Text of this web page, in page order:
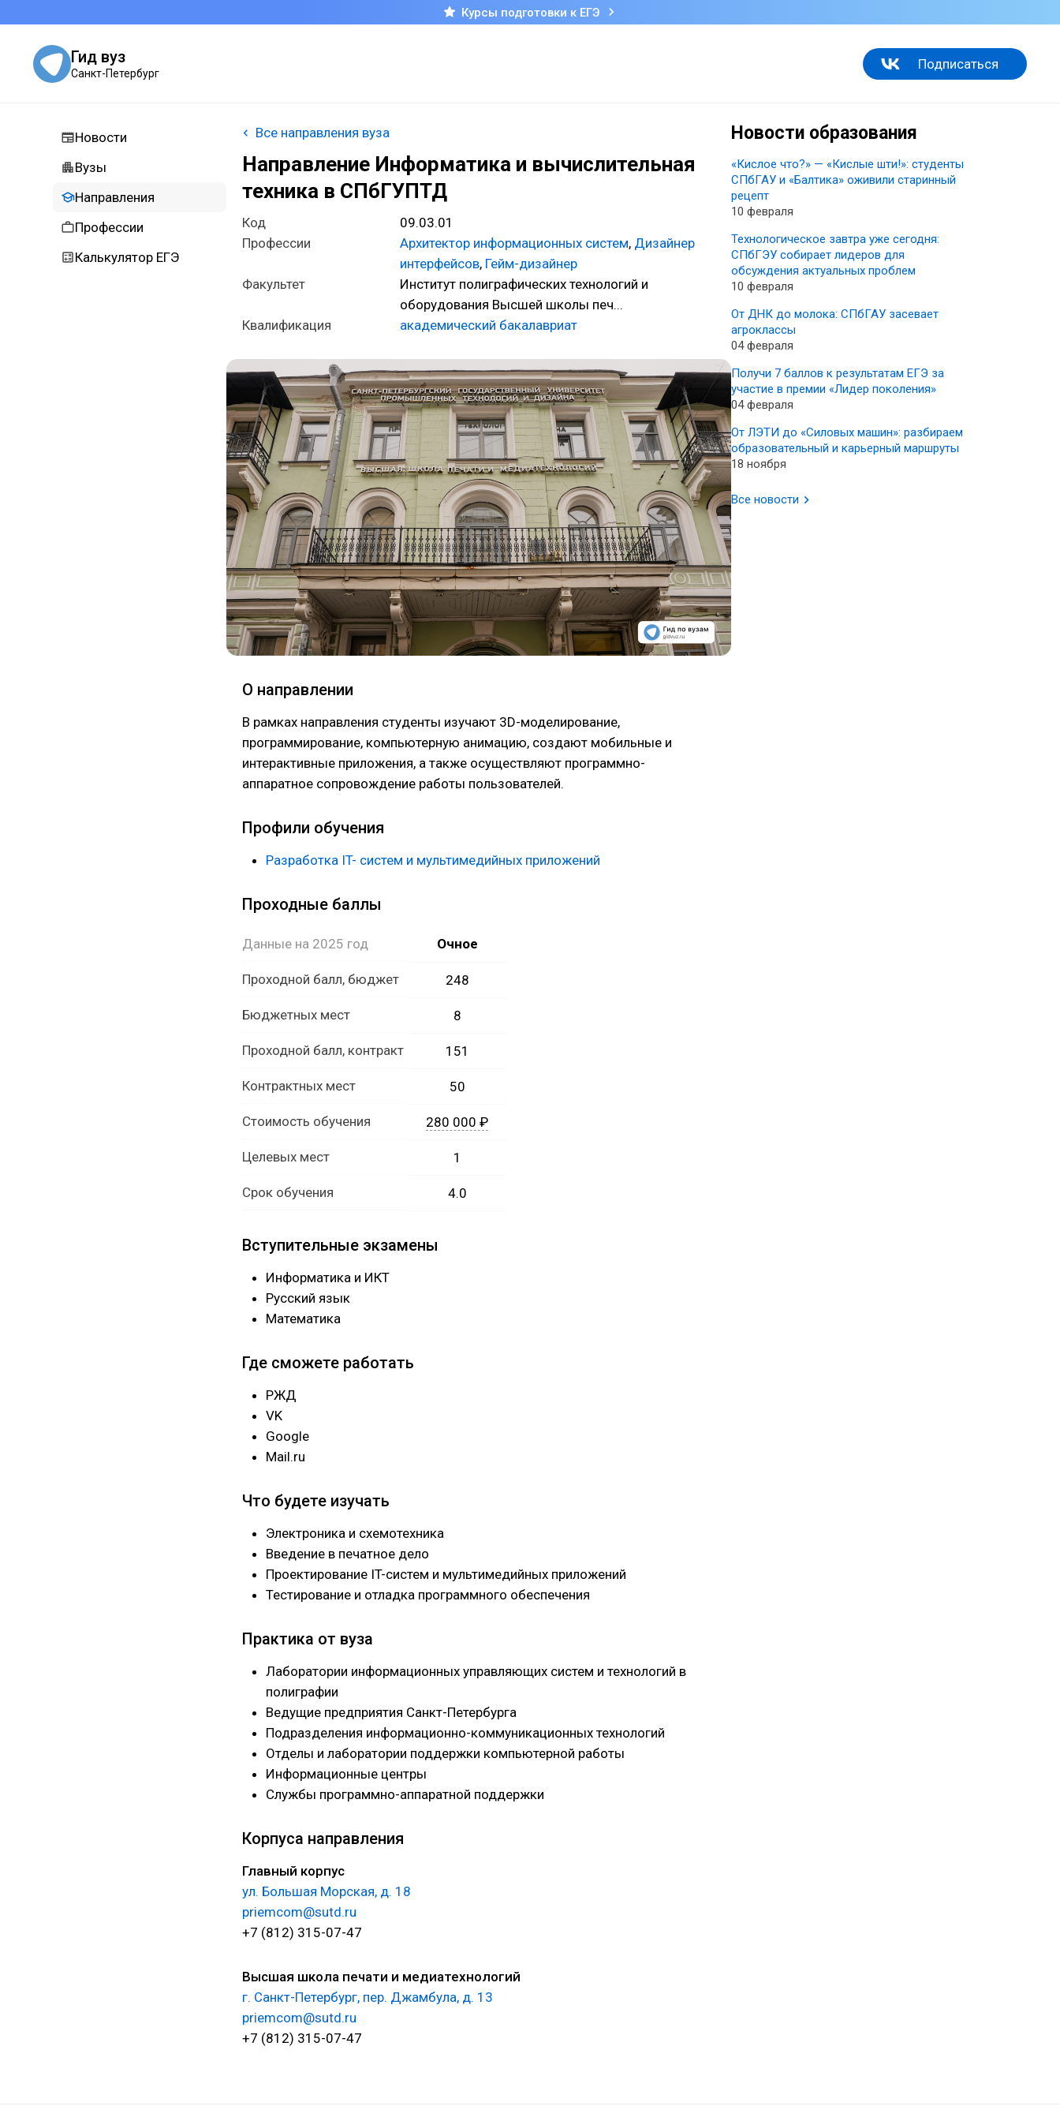
Курсы подготовки к ЕГЭ
Гид вуз
Санкт-Петербург
Подписаться
Новости
Вузы
Направления
Профессии
Калькулятор ЕГЭ
Новости образования
«Кислое что?» — «Кислые шти!»: студенты
СПбГАУ и «Балтика» оживили старинный
рецепт
10 февраля
Технологическое завтра уже сегодня:
СПбГЭУ собирает лидеров для
обсуждения актуальных проблем
10 февраля
От ДНК до молока: СПбГАУ засевает
агроклассы
04 февраля
Получи 7 баллов к результатам ЕГЭ за
участие в премии «Лидер поколения»
04 февраля
От ЛЭТИ до «Силовых машин»: разбираем
образовательный и карьерный маршруты
18 ноября
Все новости
Все направления вуза
Направление Информатика и вычислительная
техника в СПбГУПТД
Код
09.03.01
Профессии
Архитектор информационных систем, Дизайнер
интерфейсов, Гейм-дизайнер
Факультет
Институт полиграфических технологий и
оборудования Высшей школы печ...
Квалификация
академический бакалавриат
О направлении
В рамках направления студенты изучают 3D-моделирование,
программирование, компьютерную анимацию, создают мобильные и
интерактивные приложения, а также осуществляют программно-
аппаратное сопровождение работы пользователей.
Профили обучения
Разработка IT- систем и мультимедийных приложений
Проходные баллы
Данные на 2025 год Очное
Проходной балл, бюджет 248
Бюджетных мест 8
Проходной балл, контракт 151
Контрактных мест 50
Стоимость обучения 280 000 ₽
Целевых мест 1
Срок обучения 4.0
Вступительные экзамены
Информатика и ИКТ
Русский язык
Математика
Где сможете работать
РЖД
VK
Google
Mail.ru
Что будете изучать
Электроника и схемотехника
Введение в печатное дело
Проектирование IT-систем и мультимедийных приложений
Тестирование и отладка программного обеспечения
Практика от вуза
Лаборатории информационных управляющих систем и технологий в
полиграфии
Ведущие предприятия Санкт-Петербурга
Подразделения информационно-коммуникационных технологий
Отделы и лаборатории поддержки компьютерной работы
Информационные центры
Службы программно-аппаратной поддержки
Корпуса направления
Главный корпус
ул. Большая Морская, д. 18
priemcom@sutd.ru
+7 (812) 315-07-47
Высшая школа печати и медиатехнологий
г. Санкт-Петербург, пер. Джамбула, д. 13
priemcom@sutd.ru
+7 (812) 315-07-47